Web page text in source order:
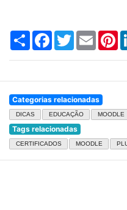
Compartilhar
Facebook
TwitterEmail
Categorias relacionadas
DICAS EDUCAÇÃO MOODLE
Tags relacionadas
CERTIFICADOS MOODLE